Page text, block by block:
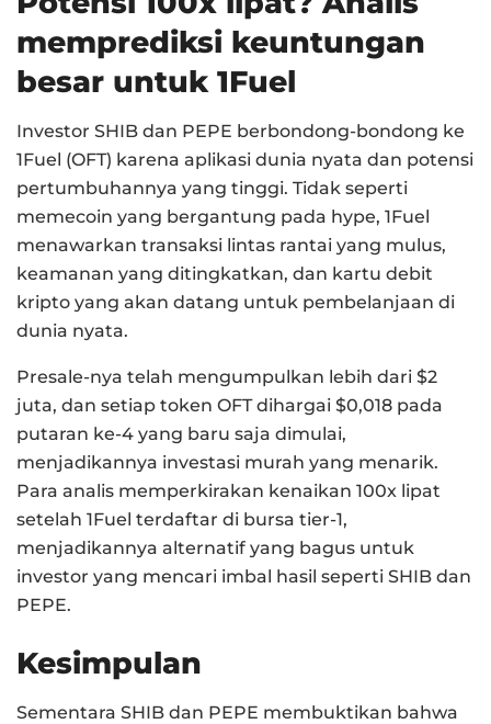
memprediksi keuntungan
besar untuk 1Fuel
Investor SHIB dan PEPE berbondong-bondong ke
1Fuel (OFT) karena aplikasi dunia nyata dan potensi
pertumbuhannya yang tinggi. Tidak seperti
memecoin yang bergantung pada hype, 1Fuel
menawarkan transaksi lintas rantai yang mulus,
keamanan yang ditingkatkan, dan kartu debit
kripto yang akan datang untuk pembelanjaan di
dunia nyata.
Presale-nya telah mengumpulkan lebih dari $2
juta, dan setiap token OFT dihargai $0,018 pada
putaran ke-4 yang baru saja dimulai,
menjadikannya investasi murah yang menarik.
Para analis memperkirakan kenaikan 100x lipat
setelah 1Fuel terdaftar di bursa tier-1,
menjadikannya alternatif yang bagus untuk
investor yang mencari imbal hasil seperti SHIB dan
PEPE.
Kesimpulan
Sementara SHIB dan PEPE membuktikan bahwa